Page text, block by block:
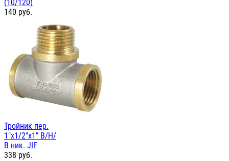
(10/120)
140 руб.
Тройник пер.
1"х1/2"х1" В/Н/
В ник. JIF
338 руб.